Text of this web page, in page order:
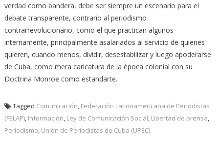
verdad como bandera, debe ser siempre un escenario para el
debate transparente, contrario al periodismo
contrarrevolucionario, como el que practican algunos
internamente, principalmente asalariados al servicio de quienes
quieren, cuando menos, dividir, desestabilizar y luego apoderarse
de Cuba, como mera caricatura de la época colonial con su
Doctrina Monroe como estandarte.
Tagged Comunicación Federación Latinoamericana de Periodistas
(FELAP), Información Ley de Comunicación Social Libertad de prensa
Periodismo Unión de Periodistas de Cuba (UPEC)